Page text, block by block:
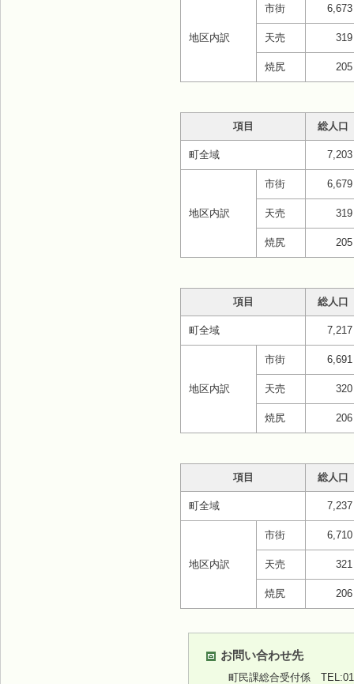
地区内訳
市街 6,673
天売 319
焼尻 205
項目 総人口
町全域 7,203
地区内訳
市街 6,679
天売 319
焼尻 205
項目 総人口
町全域 7,217
地区内訳
市街 6,691
天売 320
焼尻 206
項目 総人口
町全域 7,237
地区内訳
市街 6,710
天売 321
焼尻 206
お問い合わせ先
町民課総合受付係